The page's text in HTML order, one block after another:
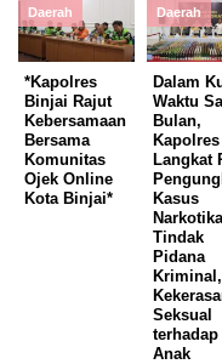
Daerah
*Kapolres
Binjai Rajut
Kebersamaan
Bersama
Komunitas
Ojek Online
Kota Binjai*
Daerah
Dalam
Waktu
Bulan,
Kapolres
Langkat
Kasus
Tindak
Pidana
Seksual
terhadap
Anak